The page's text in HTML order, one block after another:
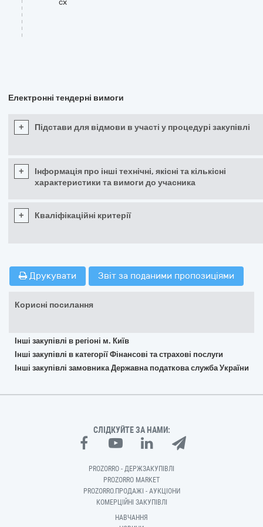
cx
Електронні тендерні вимоги
+ Підстави для відмови в участі у процедурі закупівлі
+
Інформація про інші технічні, якісні та кількісні
характеристики та вимоги до учасника
+ Кваліфікаційні критерії
Друкувати Звіт за поданими пропозиціями
Корисні посилання
Інші закупівлі в регіоні м. Київ
Інші закупівлі в категорії Фінансові та страхові послуги
Інші закупівлі замовника Державна податкова служба України
СЛІДКУЙТЕ ЗА НАМИ:
PROZORRO - ДЕРЖЗАКУПІВЛІ
PROZORRO MARKET
PROZORRO.ПРОДАЖІ - АУКЦІОНИ
КОМЕРЦІЙНІ ЗАКУПІВЛІ
НАВЧАННЯ